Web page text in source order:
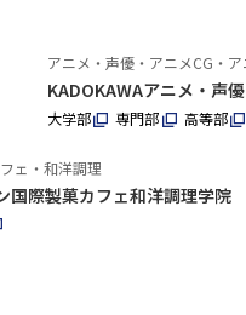
アニメ・声優・アニメCG・
KADOKAWAアニメ・声
大学部 専門部 高等部
ェ・和洋調理
国際製菓カフェ和洋調理学院